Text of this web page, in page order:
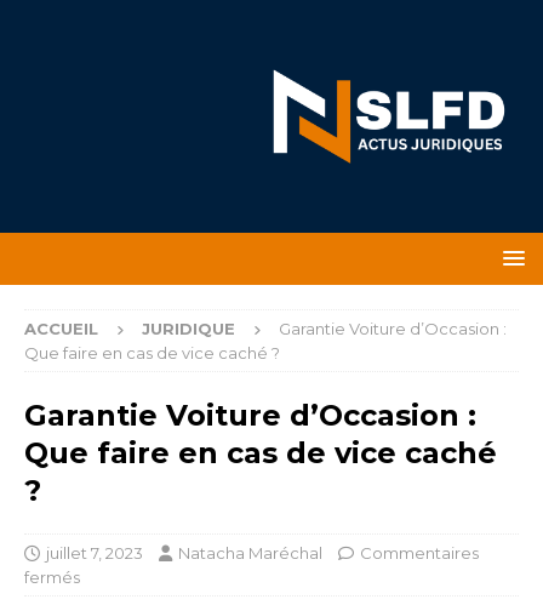
ACCUEIL JURIDIQUE
Garantie Voiture d’Occasion :
Que faire en cas de vice caché ?
Garantie Voiture d’Occasion :
Que faire en cas de vice caché
?
juillet 7, 2023 Natacha Maréchal
Commentaires
fermés